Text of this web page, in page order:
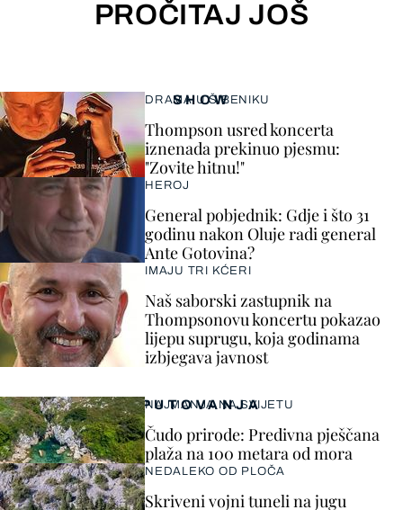
PROČITAJ JOŠ
SHOW
DRAMA U ŠIBENIKU
Thompson usred koncerta
iznenada prekinuo pjesmu:
"Zovite hitnu!"
HEROJ
General pobjednik: Gdje i što 31
godinu nakon Oluje radi general
Ante Gotovina?
IMAJU TRI KĆERI
Naš saborski zastupnik na
Thompsonovu koncertu pokazao
lijepu suprugu, koja godinama
izbjegava javnost
PUTOVANJA
NAJMANJA NA SVIJETU
Čudo prirode: Predivna pješčana
plaža na 100 metara od mora
NEDALEKO OD PLOČA
Skriveni vojni tuneli na jugu